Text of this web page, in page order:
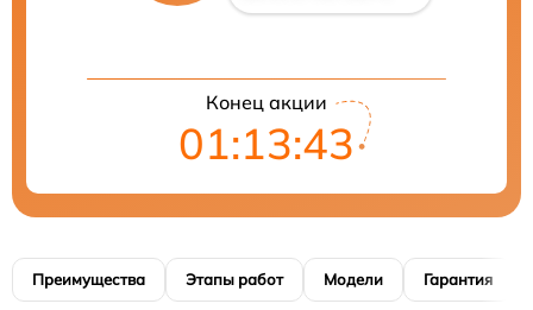
Конец акции
01:13:42
Преимущества Этапы работ Модели Гарантия